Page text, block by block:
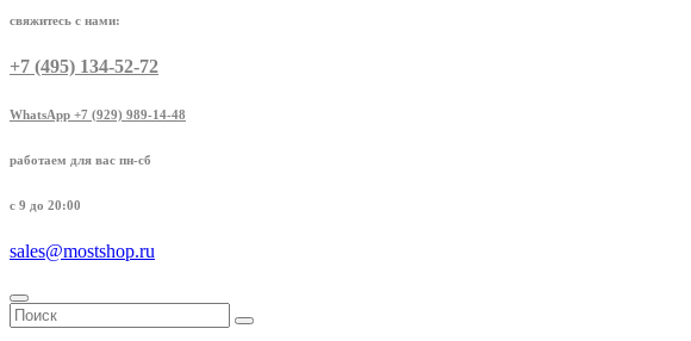
свяжитесь с нами:
+7 (495) 134-52-72
WhatsApp +7 (929) 989-14-48
работаем для вас пн-сб
с 9 до 20:00
sales@mostshop.ru